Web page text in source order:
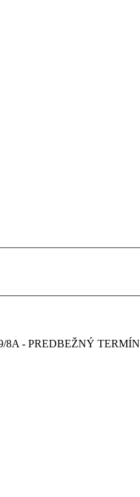
8A - PREDBEŽNÝ TERMÍN